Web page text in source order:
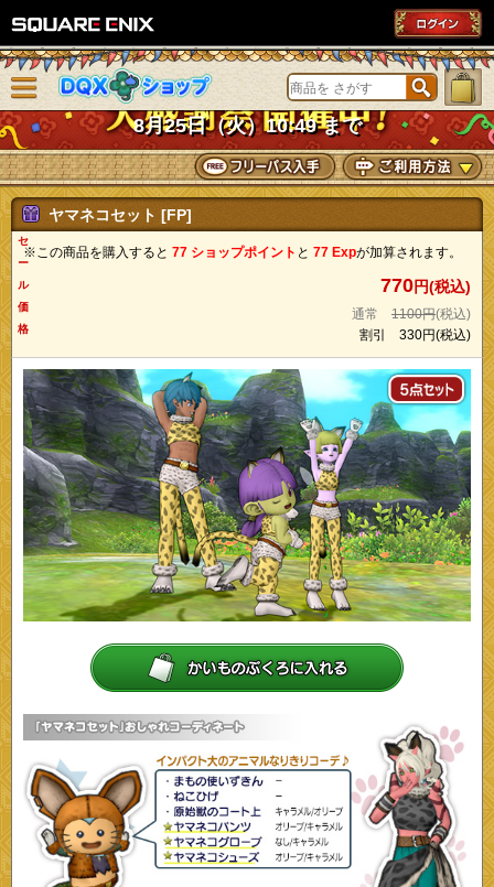
DQXショップ
8月25日（火）10:49 まで
ニューを閉じる
ヤマネコセット [FP]
※この商品を購入すると 77 ショップポイント と 77 Expが加算されます。
セ
ー
ル
価
格
770円(税込)
通常 1100円(税込)
割引 330円(税込)